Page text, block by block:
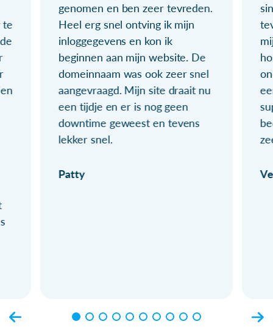
te
genomen en ben zeer tevreden.
Heel erg snel ontving ik mijn
inloggegevens en kon ik
beginnen aan mijn website. De
domeinnaam was ook zeer snel
aangevraagd. Mijn site draait nu
een tijdje en er is nog geen
downtime geweest en tevens
lekker snel.
Patty